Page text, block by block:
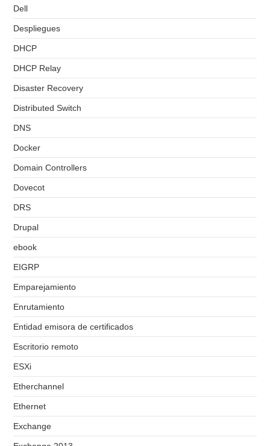
Dell
Despliegues
DHCP
DHCP Relay
Disaster Recovery
Distributed Switch
DNS
Docker
Domain Controllers
Dovecot
DRS
Drupal
ebook
EIGRP
Emparejamiento
Enrutamiento
Entidad emisora de certificados
Escritorio remoto
ESXi
Etherchannel
Ethernet
Exchange